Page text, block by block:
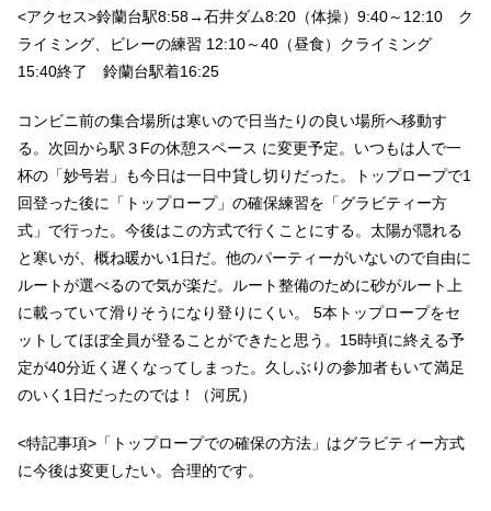
<アクセス>鈴蘭台駅8:58→石井ダム8:20（体操）9:40～12:10 ク
ライミング、ビレーの練習 12:10～40（昼食）クライミング
15:40終了 鈴蘭台駅着16:25
コンビニ前の集合場所は寒いので日当たりの良い場所へ移動す
る。次回から駅３Fの休憩スペース に変更予定。いつもは人で一
杯の「妙号岩」も今日は一日中貸し切りだった。トップロープで1
回登った後に「トップロープ」の確保練習を「グラビティー方
式」で行った。今後はこの方式で行くことにする。太陽が隠れる
と寒いが、概ね暖かい1日だ。他のパーティーがいないので自由に
ルートが選べるので気が楽だ。ルート整備のために砂がルート上
に載っていて滑りそうになり登りにくい。 5本トップロープをセ
ットしてほぼ全員が登ることができたと思う。15時頃に終える予
定が40分近く遅くなってしまった。久しぶりの参加者もいて満足
のいく1日だったのでは！（河尻）
<特記事項>「トップロープでの確保の方法」はグラビティー方式
に今後は変更したい。合理的です。